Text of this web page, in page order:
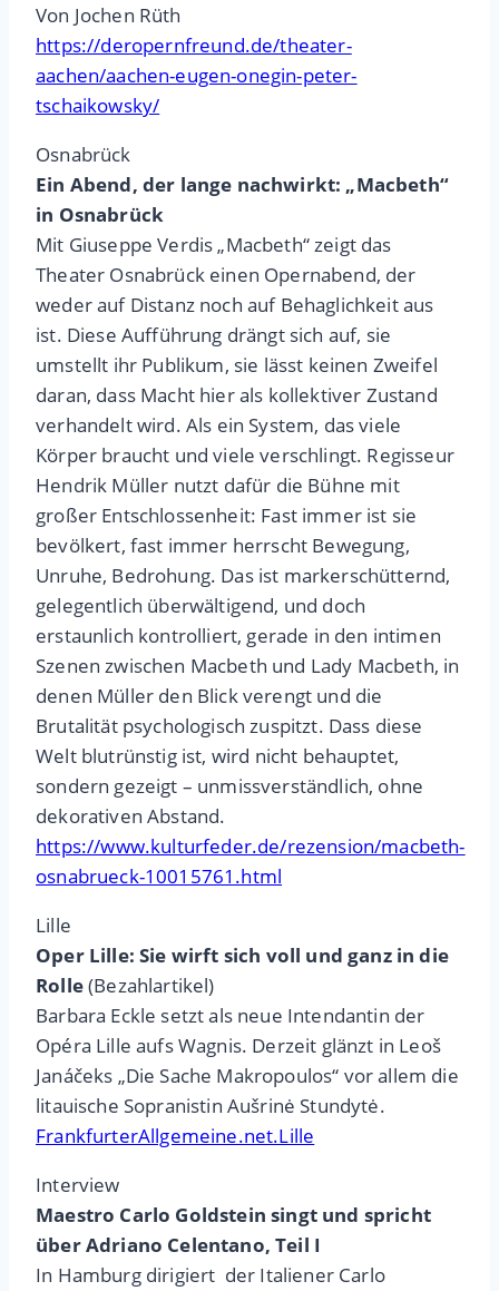
Von Jochen Rüth
https://deropernfreund.de/theater-
aachen/aachen-eugen-onegin-peter-
tschaikowsky/
Osnabrück
Ein Abend, der lange nachwirkt: „Macbeth“
in Osnabrück
Mit Giuseppe Verdis „Macbeth“ zeigt das
Theater Osnabrück einen Opernabend, der
weder auf Distanz noch auf Behaglichkeit aus
ist. Diese Aufführung drängt sich auf, sie
umstellt ihr Publikum, sie lässt keinen Zweifel
daran, dass Macht hier als kollektiver Zustand
verhandelt wird. Als ein System, das viele
Körper braucht und viele verschlingt. Regisseur
Hendrik Müller nutzt dafür die Bühne mit
großer Entschlossenheit: Fast immer ist sie
bevölkert, fast immer herrscht Bewegung,
Unruhe, Bedrohung. Das ist markerschütternd,
gelegentlich überwältigend, und doch
erstaunlich kontrolliert, gerade in den intimen
Szenen zwischen Macbeth und Lady Macbeth, in
denen Müller den Blick verengt und die
Brutalität psychologisch zuspitzt. Dass diese
Welt blutrünstig ist, wird nicht behauptet,
sondern gezeigt – unmissverständlich, ohne
dekorativen Abstand.
https://www.kulturfeder.de/rezension/macbeth-
osnabrueck-10015761.html
Lille
Oper Lille: Sie wirft sich voll und ganz in die
Rolle(Bezahlartikel)
Barbara Eckle setzt als neue Intendantin der
Opéra Lille aufs Wagnis. Derzeit glänzt in Leoš
Janáčeks „Die Sache Makropoulos“ vor allem die
litauische Sopranistin Aušrinė Stundytė.
FrankfurterAllgemeine.net.Lille
Interview
Maestro Carlo Goldstein singt und spricht
über Adriano Celentano, Teil I
In Hamburg dirigiert der Italiener Carlo